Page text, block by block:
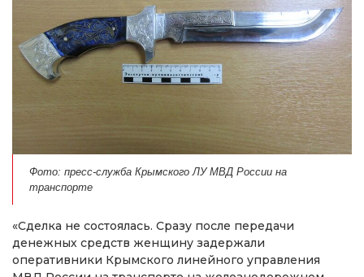
Фото: пресс-служба Крымского ЛУ МВД России на
транспорте
«Сделка не состоялась. Сразу после передачи
денежных средств женщину задержали
оперативники Крымского линейного управления